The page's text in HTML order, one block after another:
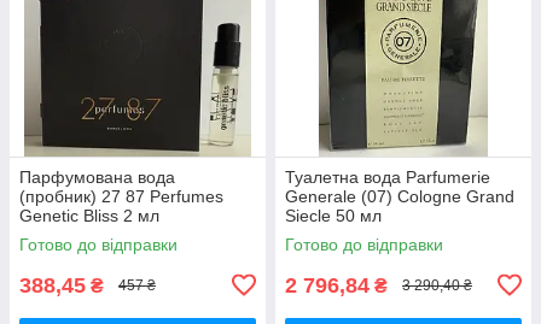
Парфумована вода
(пробник) 27 87 Perfumes
Genetic Bliss 2 мл
Готово до відправки
388,45 ₴ 457 ₴
Туалетна вода Parfumerie
Generale (07) Cologne Grand
Siecle 50 мл
Готово до відправки
2 796,84 ₴ 3 290,40 ₴